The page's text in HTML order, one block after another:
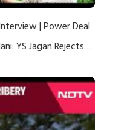
| Power Deal
YS Jagan Rejects